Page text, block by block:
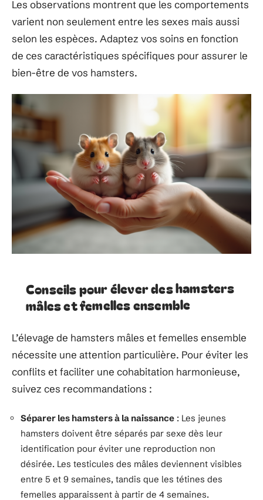
Les observations montrent que les comportements
varient non seulement entre les sexes mais aussi
selon les espèces. Adaptez vos soins en fonction
de ces caractéristiques spécifiques pour assurer le
bien-être de vos hamsters.
Conseils pour élever des hamsters
mâles et femelles ensemble
L’élevage de hamsters mâles et femelles ensemble
nécessite une attention particulière. Pour éviter les
conflits et faciliter une cohabitation harmonieuse,
suivez ces recommandations :
Séparer les hamsters à la naissance : Les jeunes
hamsters doivent être séparés par sexe dès leur
identification pour éviter une reproduction non
désirée. Les testicules des mâles deviennent visibles
entre 5 et 9 semaines, tandis que les tétines des
femelles apparaissent à partir de 4 semaines.